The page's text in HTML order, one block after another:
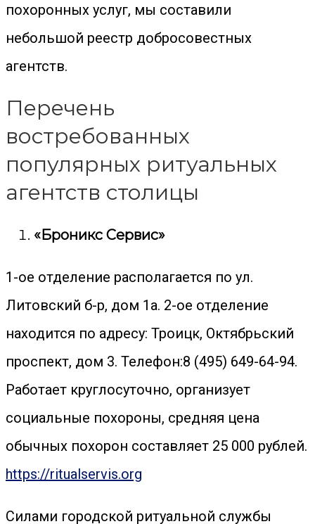
похоронных услуг, мы составили
небольшой реестр добросовестных
агентств.
Перечень
востребованных
популярных ритуальных
агентств столицы
«Броникс Сервис»
1-ое отделение располагается по ул.
Литовский б-р, дом 1а. 2-ое отделение
находится по адресу: Троицк, Октябрьский
проспект, дом 3. Телефон:8 (495) 649-64-94.
Работает круглосуточно, организует
социальные похороны, средняя цена
обычных похорон составляет 25 000 рублей.
https://ritualservis.org
Силами городской ритуальной службы